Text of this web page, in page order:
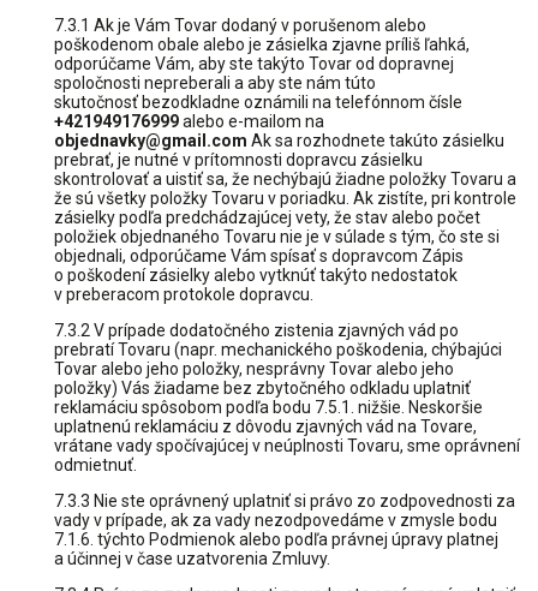
7.3.1 Ak je Vám Tovar dodaný v porušenom alebo
poškodenom obale alebo je zásielka zjavne príliš ľahká,
odporúčame Vám, aby ste takýto Tovar od dopravnej
spoločnosti nepreberali a aby ste nám túto
skutočnosť bezodkladne oznámili na telefónnom čísle
+421949176999alebo e-mailom na
objednavky@gmail.com Ak sa rozhodnete takúto zásielku
prebrať, je nutné v prítomnosti dopravcu zásielku
skontrolovať a uistiť sa, že nechýbajú žiadne položky Tovaru a
že sú všetky položky Tovaru v poriadku. Ak zistíte, pri kontrole
zásielky podľa predchádzajúcej vety, že stav alebo počet
položiek objednaného Tovaru nie je v súlade s tým, čo ste si
objednali, odporúčame Vám spísať s dopravcom Zápis
o poškodení zásielky alebo vytknúť takýto nedostatok
v preberacom protokole dopravcu.
7.3.2 V prípade dodatočného zistenia zjavných vád po
prebratí Tovaru (napr. mechanického poškodenia, chýbajúci
Tovar alebo jeho položky, nesprávny Tovar alebo jeho
položky) Vás žiadame bez zbytočného odkladu uplatniť
reklamáciu spôsobom podľa bodu 7.5.1. nižšie. Neskoršie
uplatnenú reklamáciu z dôvodu zjavných vád na Tovare,
vrátane vady spočívajúcej v neúplnosti Tovaru, sme oprávnení
odmietnuť.
7.3.3 Nie ste oprávnený uplatniť si právo zo zodpovednosti za
vady v prípade, ak za vady nezodpovedáme v zmysle bodu
7.1.6. týchto Podmienok alebo podľa právnej úpravy platnej
a účinnej v čase uzatvorenia Zmluvy.